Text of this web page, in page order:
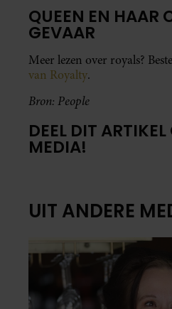
QUEEN EN HAAR
GEVAAR
Meer lezen over royals?
van Royalty.
Bron: People
DEEL DIT
MEDIA!
UIT ANDERE